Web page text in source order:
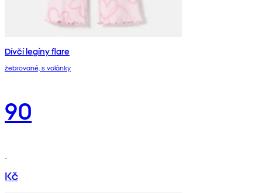
Dívčí legíny flare
žebrované, s volánky
90
Kč